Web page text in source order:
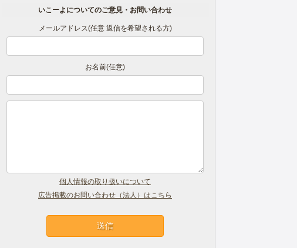
いこーよについてのご意見・お問い合わせ
メールアドレス(任意 返信を希望される方)
お名前(任意)
個人情報の取り扱いについて
広告掲載のお問い合わせ（法人）はこちら